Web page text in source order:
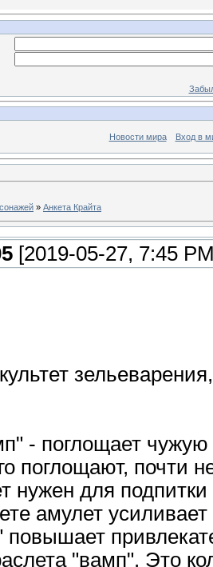
Новости мира Вход в
» Анкета Крайта
[2019-05-27, 7:45
- поглощает
поглощают, почти
нужен для
амулет усиливает
повышает
"вамп". Это